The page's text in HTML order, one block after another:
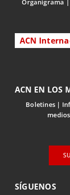
Organigrama
ACN
ACN EN LOS
Boletines
medios
SÍGUENOS